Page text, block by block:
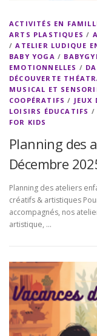
ACTIVITÉS EN
ARTS PLASTIQUES /
/ATELIER LUDIQUE
BABY YOGA /
EMOTIONNELLES /
DÉCOUVERTE
MUSICAL ET
COOPÉRATIFS / JEUX
LOISIRS ÉDUCATIFS /
FOR KIDS
Planning des
Décembre
Planning des ateliers
créatifs & artistiques
accompagnés, nos
artistique, …